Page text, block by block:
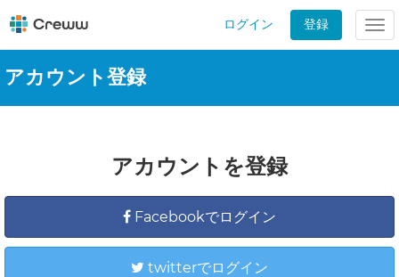
ログイン 登録
アカウント登録
アカウントを登録
Facebookでログイン
twitterでログイン